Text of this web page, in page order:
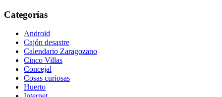
Categorías
Android
Cajón desastre
Calendario Zaragozano
Cinco Villas
Concejal
Cosas curiosas
Huerto